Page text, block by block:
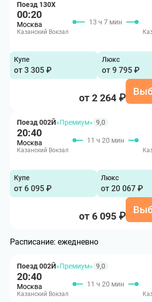
Поезд 130Х
00:20
Москва
Казанский Вокзал
13 ч 7 мин
Купе
от 3 305 ₽
Люкс
от 9 795 ₽
от 2 264 ₽
Поезд 002Й«Премиум» 9,0
20:40
Москва
Казанский Вокзал
11 ч 20 мин
Купе
от 6 095 ₽
Люкс
от 20 067 ₽
от 6 095 ₽
Расписание: ежедневно
Поезд 002Й«Премиум» 9,0
20:40
Москва
Казанский Вокзал
11 ч 20 мин